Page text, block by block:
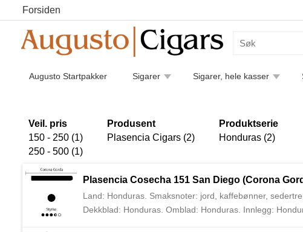
Forsiden
Augusto Startpakker Sigarer Sigarer, hele kasser
Veil. pris
150 - 250 (1)
250 - 500 (1)
Produsent
Plasencia Cigars (2)
Produktserie
Honduras (2)
Land: Honduras. Smaksnoter: jord, kaffebønner,
Dekkblad: Honduras. Omblad: Honduras. Innlegg:
Plasencia Cosecha 151 San Diego (Corona